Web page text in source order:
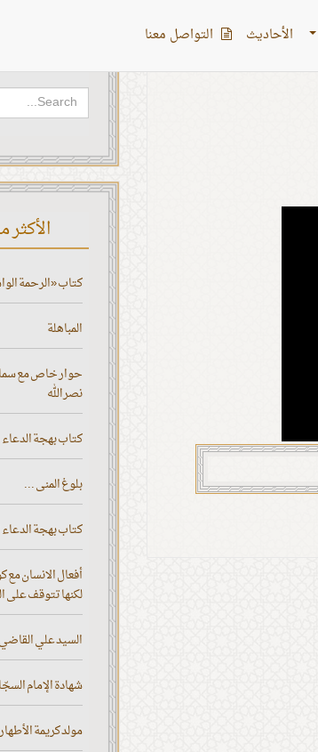
الأحادیث التواصل معنا
كتاب «الرحمة
المباهلة
حوار خاص مع
نصر الله
كتاب بهجة الدعاء
بلوغ المنى ...
كتاب بهجة الدعاء
أفعال الانسان مع
لكنها تتوقف على
السيد علي القاضي
شهادة الإمام
مولد كريمة